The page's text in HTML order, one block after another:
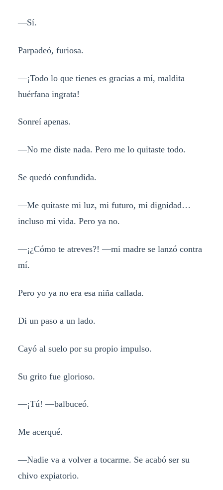
—Sí.
Parpadeó, furiosa.
—¡Todo lo que tienes es gracias a mí, maldita
huérfana ingrata!
Sonreí apenas.
—No me diste nada. Pero me lo quitaste todo.
Se quedó confundida.
—Me quitaste mi luz, mi futuro, mi dignidad…
incluso mi vida. Pero ya no.
—¡¿Cómo te atreves?! —mi madre se lanzó contra
mí.
Pero yo ya no era esa niña callada.
Di un paso a un lado.
Cayó al suelo por su propio impulso.
Su grito fue glorioso.
—¡Tú! —balbuceó.
Me acerqué.
—Nadie va a volver a tocarme. Se acabó ser su
chivo expiatorio.